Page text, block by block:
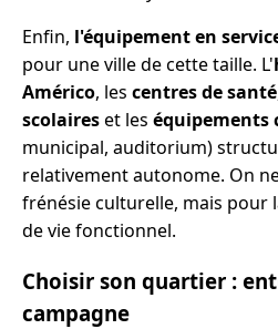
Enfin, l'équipement en
pour une ville de cette taille. L'
Américo, les centres de santé
scolaireset les équipements
municipal, auditorium)
relativement autonome. On
frénésie culturelle, mais pour
de vie fonctionnel.
Choisir son quartier :
campagne